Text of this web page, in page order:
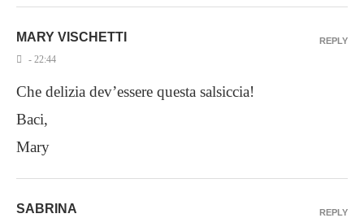
MARY VISCHETTI
- 22:44
Che delizia dev’essere questa salsiccia!
Baci,
Mary
REPLY
SABRINA REPLY